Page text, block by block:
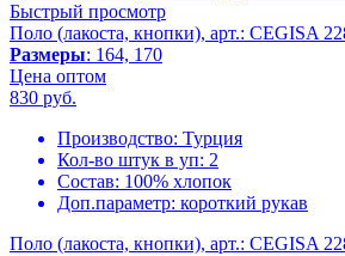
Быстрый просмотр
Поло (лакоста, кнопки), арт.: CEGISA
Размеры: 164, 170
Цена оптом
830 руб.
Производство: Турция
Кол-во штук в уп: 2
Состав: 100% хлопок
Доп.параметр: короткий рукав
Поло (лакоста, кнопки), арт.: CEGISA